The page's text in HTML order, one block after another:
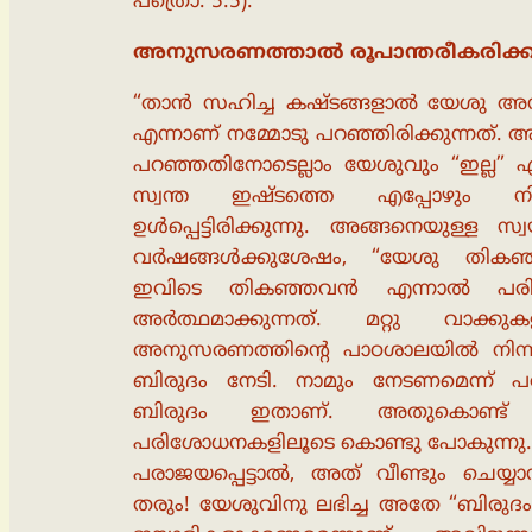
അനുസരണത്താൽ
“താൻ സഹിച്ച കഷ്ടങ്ങളാൽ യേശു
എന്നാണ് നമ്മോടു പറഞ്ഞിരിക്കുന്നത്.
പറഞ്ഞതിനോടെല്ലാം യേശുവും
സ്വന്ത ഇഷ്ടത്തെ എപ്പോഴും
ഉൾപ്പെട്ടിരിക്കുന്നു. അങ്ങനെയുള്ള
വർഷങ്ങൾക്കുശേഷം, “യേശു
ഇവിടെ തികഞ്ഞവൻ എന്നാൽ
അർത്ഥമാക്കുന്നത്. മറ്റു
അനുസരണത്തിൻ്റെ പാഠശാലയിൽ
ബിരുദം നേടി. നാമും നേടണമെന്ന്
ബിരുദം ഇതാണ്. അതുകൊണ്ട്
പരിശോധനകളിലൂടെ കൊണ്ടു പോകുന്നു.
പരാജയപ്പെട്ടാൽ, അത് വീണ്ടും
തരും! യേശുവിനു ലഭിച്ച അതേ